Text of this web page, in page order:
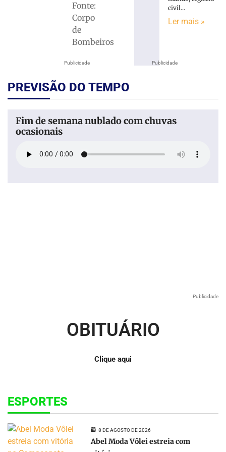
Publicidade
Fonte:
Corpo
de
Bombeiros
Publicidade
civil...
Ler mais »
PREVISÃO DO TEMPO
Fim de semana nublado com chuvas
ocasionais
Publicidade
OBITUÁRIO
Clique aqui
ESPORTES
8 DE AGOSTO DE 2026
Abel Moda Vôlei estreia com